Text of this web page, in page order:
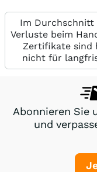
Im Durchschnitt
Verluste beim
Zertifikate sind
nicht für
Abonnieren Sie
und